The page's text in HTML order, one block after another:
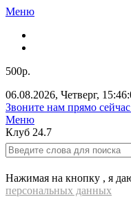
Меню
500р.
06.08.2026, Четверг,
Звоните нам прямо
Меню
Клуб 24.7
Нажимая на кнопку , я
персональных данных